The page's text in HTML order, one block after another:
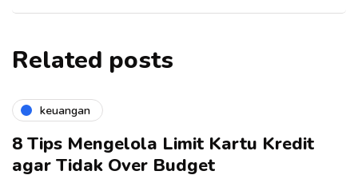
Related posts
keuangan
8 Tips Mengelola Limit Kartu Kredit
agar Tidak Over Budget